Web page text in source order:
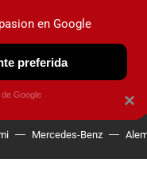
OBSERVATORIO
Mercedes-Benz
×
en Google
preferida
Google